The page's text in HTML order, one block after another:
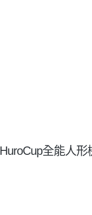
HuroCup全能人